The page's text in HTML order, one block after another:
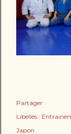
Partager
Libellés :
Japon